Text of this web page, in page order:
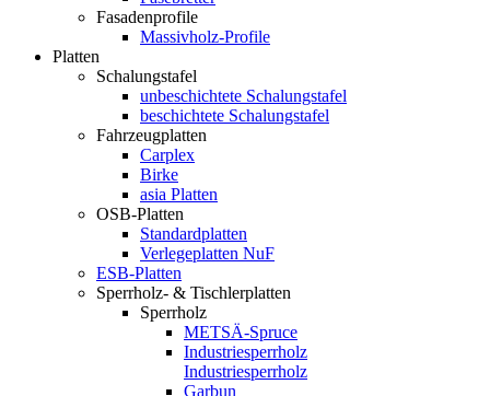
Fasadenprofile
Massivholz-Profile
Platten
Schalungstafel
unbeschichtete Schalungstafel
beschichtete Schalungstafel
Fahrzeugplatten
Carplex
Birke
asia Platten
OSB-Platten
Standardplatten
Verlegeplatten NuF
ESB-Platten
Sperrholz- & Tischlerplatten
Sperrholz
METSÄ-Spruce
Industriesperrholz
Industriesperrholz
Garbun